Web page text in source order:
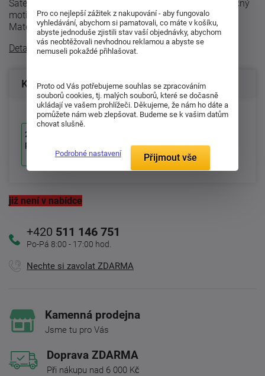
Saténové povlečení Orchiej 3D. Velmi oblíbený a jedinečný
motiv orchidejí dodají Vaší ložnici půvab a sílu luxusu.
Materiálové složení: ...
Detailní popis
Konfigurace produktu
200x140 přikrývka, 90x70
polštář
1-2 týdnů
již není v nabídce
+420 511 146 751
Po-Pá 8:00 - 17:00 hod.
Nechte si zavolat ZDARMA
Kamenná prodejna
Jsme tu pro Vás
Doprava ZDARMA
Při nákupu nad 6 000 Kč
Pro co nejlepší zážitek z nakupování - aby fungovalo
vyhledávání, abychom si pamatovali, co máte v košíku,
abyste jednoduše zjistili stav vaší objednávky, abychom
vás neobtěžovali nevhodnou reklamou a abyste se
nemuseli pokaždé přihlašovat.
Proto od Vás potřebujeme souhlas se zpracováním
souborů cookies, tj. malých souborů, které se dočasně
ukládají ve vašem prohlížeči. Děkujeme, že nám ho dáte a
pomůžete nám web zlepšovat. Budeme se k vašim datům
chovat slušně.
Podrobné nastavení Přijmout vše